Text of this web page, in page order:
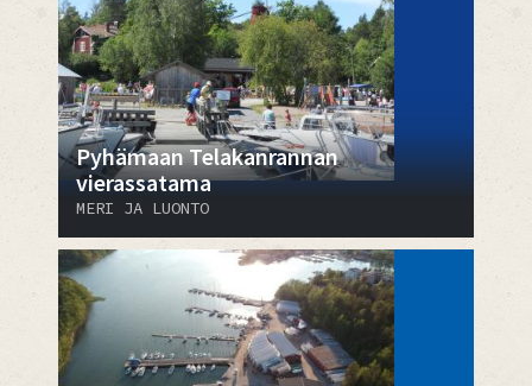
Pyhämaan Telakanrannan
vierassatama
MERI JA LUONTO